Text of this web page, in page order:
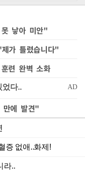
낳아 미안"
가 틀렸습니다"
련 완벽 소화
만에 발견"